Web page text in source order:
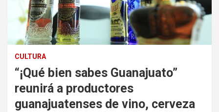
CULTURA
“¡Qué bien sabes Guanajuato”
reunirá a productores
guanajuatenses de vino, cerveza